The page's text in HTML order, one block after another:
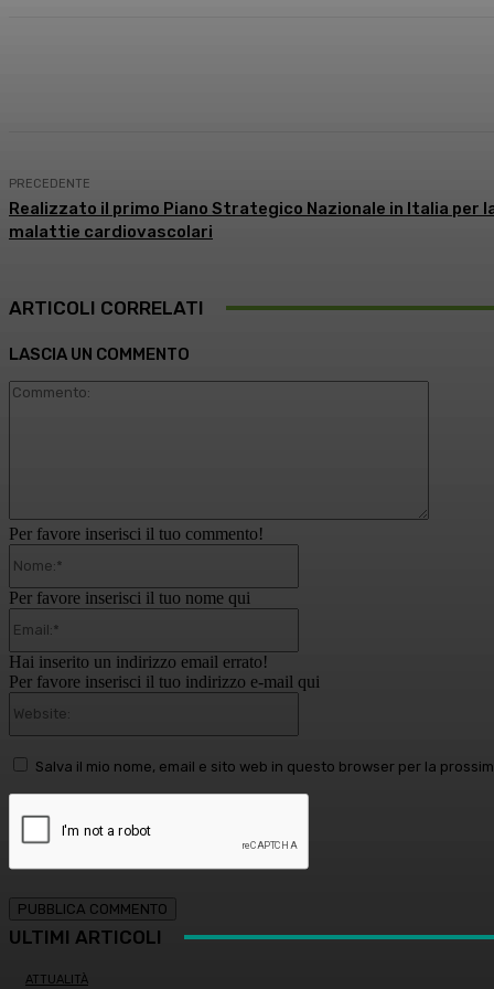
PRECEDENTE
Realizzato il primo Piano Strategico Nazionale in Italia per
malattie cardiovascolari
ARTICOLI CORRELATI
LASCIA UN COMMENTO
Per favore inserisci il tuo commento!
Per favore inserisci il tuo nome qui
Hai inserito un indirizzo email errato!
Per favore inserisci il tuo indirizzo e-mail qui
Salva il mio nome, email e sito web in questo browser per la
ULTIMI ARTICOLI
ATTUALITÀ